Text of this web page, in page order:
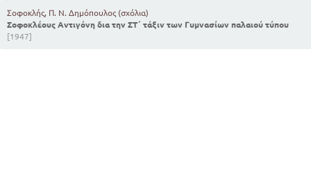
Σοφοκλής, Π. Ν. Δημόπουλος (σχόλια)
Σοφοκλέους Αντιγόνη δια την ΣΤ΄ τάξιν των Γυμνασίων παλαιού τύπου
[1947]